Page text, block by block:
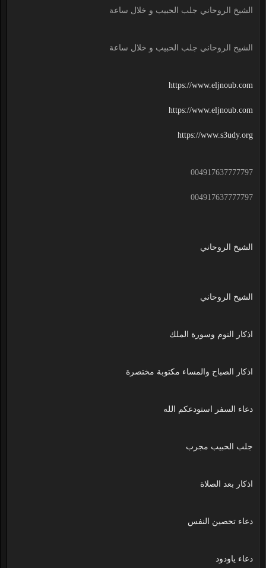
الشيخ الروحاني جلب الحبيب و خلال ساعة
الشيخ الروحاني جلب الحبيب و خلال ساعة
https://www.eljnoub.com
https://www.eljnoub.com
https://www.s3udy.org
004917637777797
004917637777797
الشيخ الروحاني
الشيخ الروحاني
اذكار النوم وسورة الملك
اذكار الصباح والمساء مكتوبة مختصرة
دعاء السفر استودعكم الله
جلب الحبيب مجرب
اذكار بعد الصلاة
دعاء تحصين النفس
دعاء ياودود